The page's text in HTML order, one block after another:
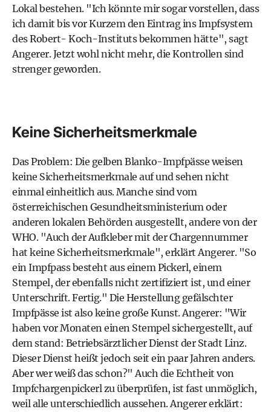
Lokal bestehen. "Ich könnte mir sogar vorstellen, dass
ich damit bis vor Kurzem den Eintrag ins Impfsystem
des Robert- Koch-Instituts bekommen hätte", sagt
Angerer. Jetzt wohl nicht mehr, die Kontrollen sind
strenger geworden.
Keine Sicherheitsmerkmale
Das Problem: Die gelben Blanko-Impfpässe weisen
keine Sicherheitsmerkmale auf und sehen nicht
einmal einheitlich aus. Manche sind vom
österreichischen Gesundheitsministerium oder
anderen lokalen Behörden ausgestellt, andere von der
WHO. "Auch der Aufkleber mit der Chargennummer
hat keine Sicherheitsmerkmale", erklärt Angerer. "So
ein Impfpass besteht aus einem Pickerl, einem
Stempel, der ebenfalls nicht zertifiziert ist, und einer
Unterschrift. Fertig." Die Herstellung gefälschter
Impfpässe ist also keine große Kunst. Angerer: "Wir
haben vor Monaten einen Stempel sichergestellt, auf
dem stand: Betriebsärztlicher Dienst der Stadt Linz.
Dieser Dienst heißt jedoch seit ein paar Jahren anders.
Aber wer weiß das schon?" Auch die Echtheit von
Impfchargenpickerl zu überprüfen, ist fast unmöglich,
weil alle unterschiedlich aussehen. Angerer erklärt: